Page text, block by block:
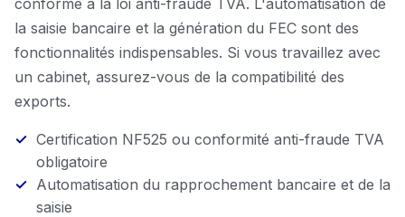
conforme à la loi anti-fraude TVA. L'automatisation de
la saisie bancaire et la génération du FEC sont des
fonctionnalités indispensables. Si vous travaillez avec
un cabinet, assurez-vous de la compatibilité des
exports.
Certification NF525 ou conformité anti-fraude TVA
obligatoire
Automatisation du rapprochement bancaire et de la
saisie